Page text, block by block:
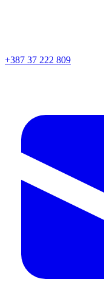
+387 37 222 809